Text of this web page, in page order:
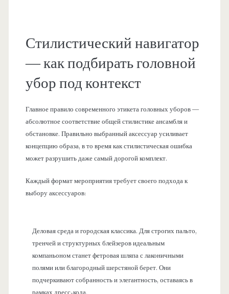
Стилистический навигатор
— как подбирать головной
убор под контекст
Главное правило современного этикета головных уборов —
абсолютное соответствие общей стилистике ансамбля и
обстановке. Правильно выбранный аксессуар усиливает
концепцию образа, в то время как стилистическая ошибка
может разрушить даже самый дорогой комплект.
Каждый формат мероприятия требует своего подхода к
выбору аксессуаров:
Деловая среда и городская классика. Для строгих пальто,
тренчей и структурных блейзеров идеальным
компаньоном станет фетровая шляпа с лаконичными
полями или благородный шерстяной берет. Они
подчеркивают собранность и элегантность, оставаясь в
рамках дресс-кода.